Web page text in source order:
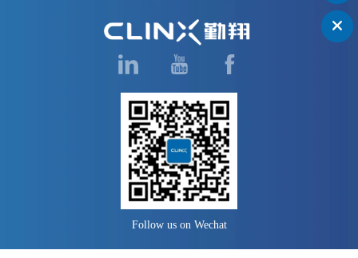
Follow us on Wechat